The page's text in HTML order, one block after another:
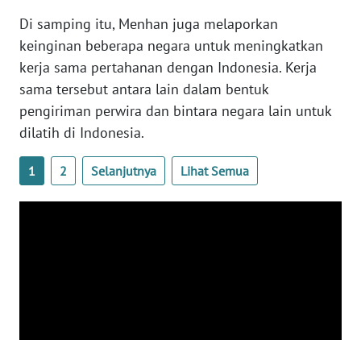
Di samping itu, Menhan juga melaporkan
keinginan beberapa negara untuk meningkatkan
kerja sama pertahanan dengan Indonesia. Kerja
sama tersebut antara lain dalam bentuk
pengiriman perwira dan bintara negara lain untuk
dilatih di Indonesia.
1 2 Selanjutnya Lihat Semua
SERAMBI
WN
JAMBI
WN
SULTRA
WN
NTB